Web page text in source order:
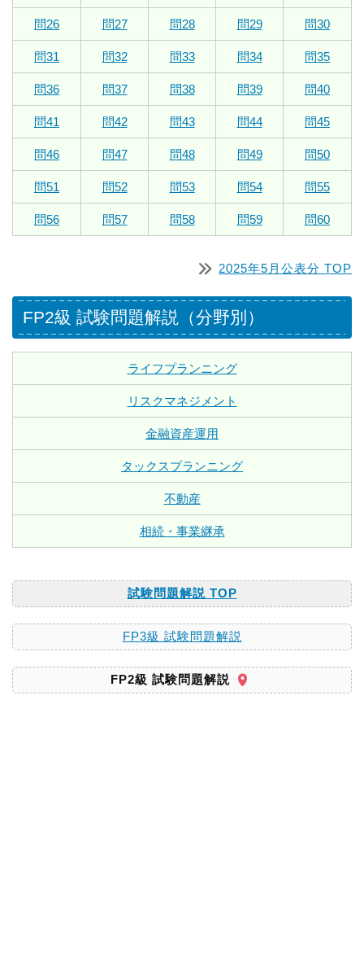
問26 問27 問28 問29 問30
問31 問32 問33 問34 問35
問36 問37 問38 問39 問40
問41 問42 問43 問44 問45
問46 問47 問48 問49 問50
問51 問52 問53 問54 問55
問56 問57 問58 問59 問60
2025年5月公表分 TOP
FP2級 試験問題解説（分野別）
ライフプランニング
リスクマネジメント
金融資産運用
タックスプランニング
不動産
相続・事業継承
試験問題解説 TOP
FP3級 試験問題解説
FP2級 試験問題解説